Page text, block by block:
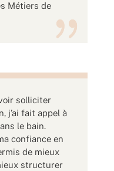
Métiers de
solliciter
j’ai fait appel à
le bain.
confiance en
de mieux
structurer